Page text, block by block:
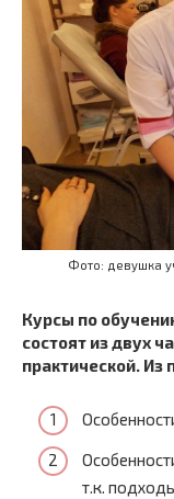
Фото: девушка
Курсы по
состоят из двух
практической. Из
т.к.